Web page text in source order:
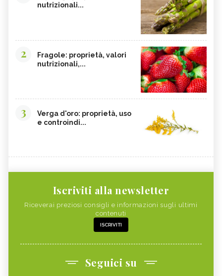
nutrizionali...
2
Fragole: proprietà, valori
nutrizionali,...
3
Verga d'oro: proprietà, uso
e controindi...
Iscriviti alla newsletter
Riceverai preziosi consigli e informazioni sugli ultimi
contenuti
ISCRIVITI
Seguici su